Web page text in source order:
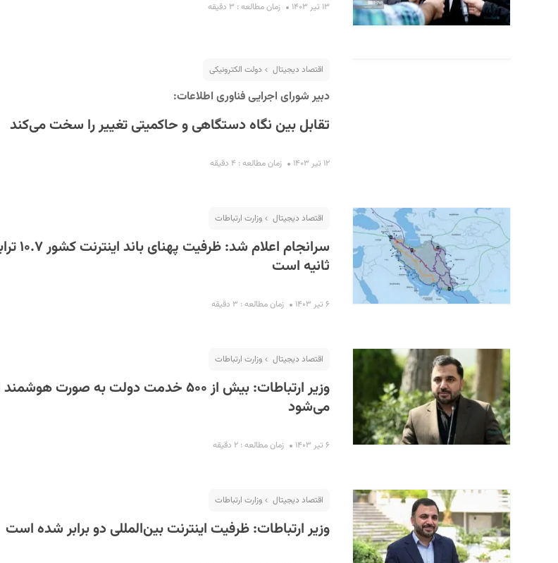
۱۳ تیر ۱۴۰۳ زمان مطالعه : ۳ دقیقه
اقتصاد دیجیتال دولت الکترونیکی
دبیر شورای اجرایی فناوری اطلاعات:
تقابل بین نگاه دستگاهی و حاکمیتی تغییر را سخت می‌کند
۱۲ تیر ۱۴۰۳ زمان مطالعه : ۴ دقیقه
اقتصاد دیجیتال وزارت ارتباطات
سرانجام اعلام شد:
ثانیه است
۶ تیر ۱۴۰۳ زمان مطالعه : ۳ دقیقه
اقتصاد دیجیتال وزارت ارتباطات
وزیر ارتباطات: بیش از ۵۰۰ خدمت دولت به صورت
می‌شود
۶ تیر ۱۴۰۳ زمان مطالعه : ۲ دقیقه
اقتصاد دیجیتال وزارت ارتباطات
وزیر ارتباطات: ظرفیت اینترنت بین‌المللی دو برابر شده است